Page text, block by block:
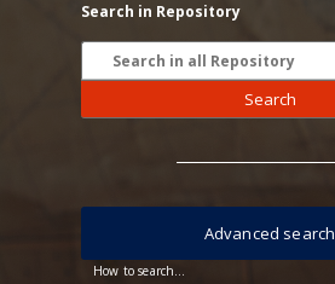
Search in Repository
Search
How to search...
Advanced search